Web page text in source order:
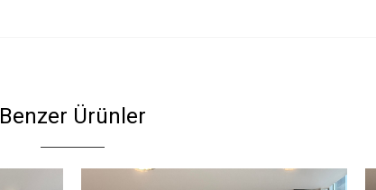
Benzer Ürünler